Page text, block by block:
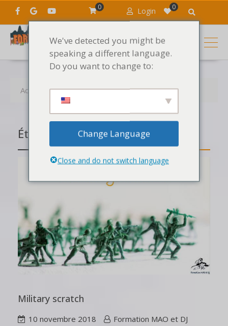
Login 0
0
Accueil Articles Cours de scratch dj
Étiquette : Cours de scratch dj
Military scratch
10 novembre 2018
Formation MAO et DJ
We've detected you might be
speaking a different language.
Do you want to change to:
Change Language
Close and do not switch language